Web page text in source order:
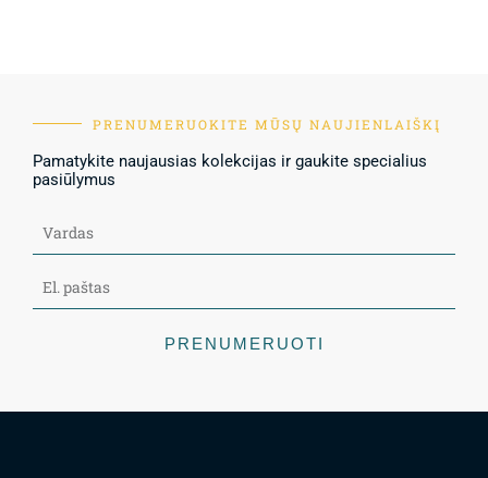
PRENUMERUOKITE MŪSŲ NAUJIENLAIŠKĮ
Pamatykite naujausias kolekcijas ir gaukite specialius
pasiūlymus
PRENUMERUOTI